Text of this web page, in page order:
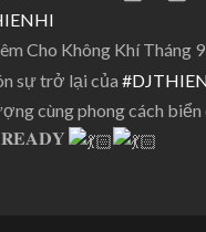
Cho Không Khí Tháng
sự trở lại của
cùng phong cách biển